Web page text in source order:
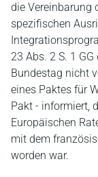
die Vereinbarung
spezifischen
23 Abs. 2 S. 1
Bundestag nicht
eines Paktes für
Pakt - informiert,
Europäischen
mit dem
worden war.